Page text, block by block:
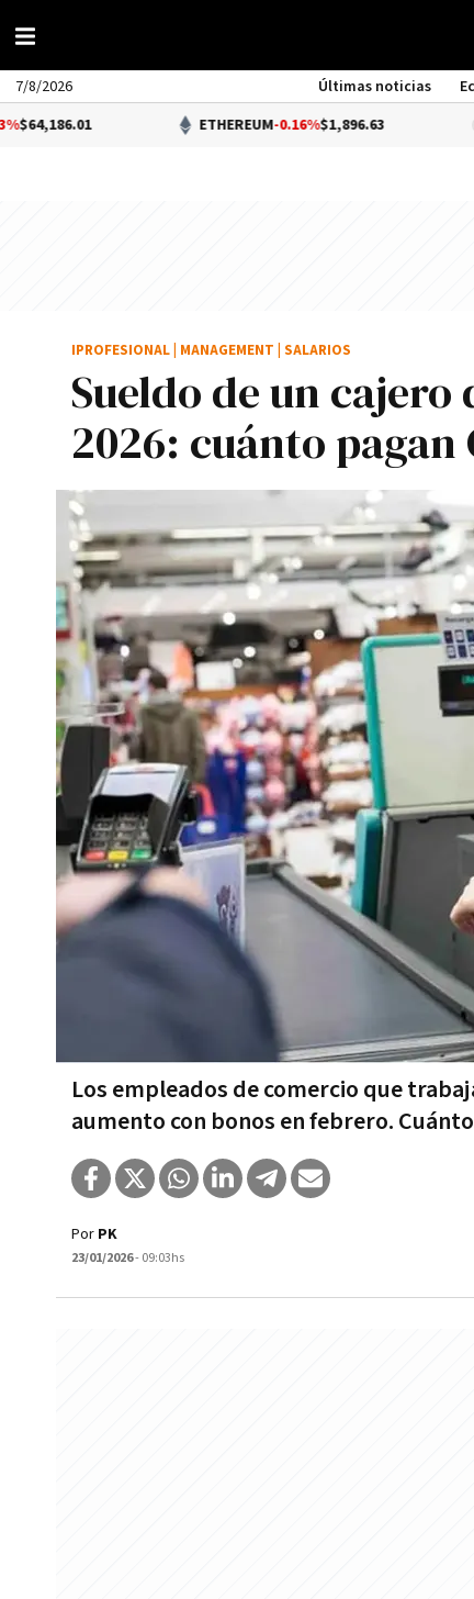
7/8/2026 Últimas noticias
ETHEREUM-0.16%$1,896.63
Sueldo de un
2026: cuánto
Los empleados de comercio que
aumento con bonos en febrero.
IPROFESIONAL MANAGEMENT SALARIOS
Por PK
23/01/2026- 09:03hs